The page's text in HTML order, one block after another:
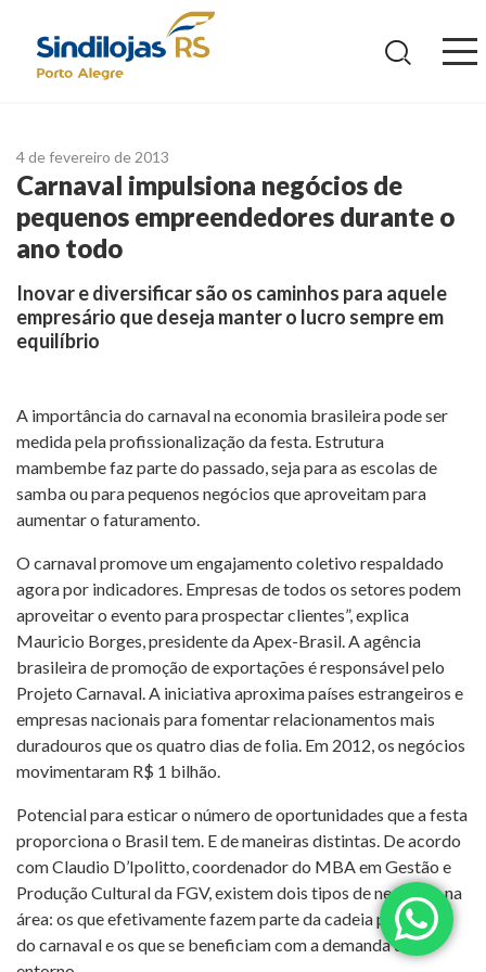
4 de fevereiro de 2013
Carnaval impulsiona negócios de
pequenos empreendedores durante o
ano todo
Inovar e diversificar são os caminhos para aquele
empresário que deseja manter o lucro sempre em
equilíbrio
A importância do carnaval na economia brasileira pode ser
medida pela profissionalização da festa. Estrutura
mambembe faz parte do passado, seja para as escolas de
samba ou para pequenos negócios que aproveitam para
aumentar o faturamento.
O carnaval promove um engajamento coletivo respaldado
agora por indicadores. Empresas de todos os setores podem
aproveitar o evento para prospectar clientes”, explica
Mauricio Borges, presidente da Apex-Brasil. A agência
brasileira de promoção de exportações é responsável pelo
Projeto Carnaval. A iniciativa aproxima países estrangeiros e
empresas nacionais para fomentar relacionamentos mais
duradouros que os quatro dias de folia. Em 2012, os negócios
movimentaram R$ 1 bilhão.
Potencial para esticar o número de oportunidades que a festa
proporciona o Brasil tem. E de maneiras distintas. De acordo
com Claudio D’Ipolitto, coordenador do MBA em Gestão e
Produção Cultural da FGV, existem dois tipos de negócios na
área: os que efetivamente fazem parte da cadeia produtiva
do carnaval e os que se beneficiam com a demanda do